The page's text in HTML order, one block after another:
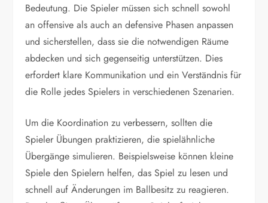
Bedeutung. Die Spieler müssen sich schnell sowohl
an offensive als auch an defensive Phasen anpassen
und sicherstellen, dass sie die notwendigen Räume
abdecken und sich gegenseitig unterstützen. Dies
erfordert klare Kommunikation und ein Verständnis für
die Rolle jedes Spielers in verschiedenen Szenarien.
Um die Koordination zu verbessern, sollten die
Spieler Übungen praktizieren, die spielähnliche
Übergänge simulieren. Beispielsweise können kleine
Spiele den Spielern helfen, das Spiel zu lesen und
schnell auf Änderungen im Ballbesitz zu reagieren.